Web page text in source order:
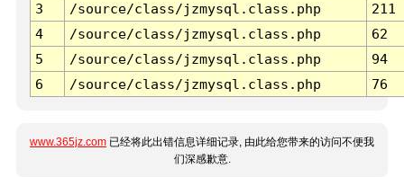
3 /source/class/jzmysql.class.php
211
4
/source/class/jzmysql.class.php
62
5
/source/class/jzmysql.class.php
94
6
/source/class/jzmysql.class.php 76
www.365jz.com 已经将此出错信息详细记录, 由此给您带来的访问不便我
们深感歉意.